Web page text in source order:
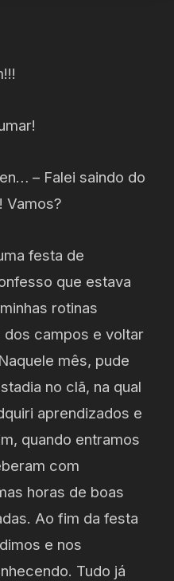
– Falei saindo do
Vamos?
festa de
que estava
rotinas
dos campos e voltar
mês, pude
no clã, na qual
aprendizados e
quando entramos
com
horas de boas
Ao fim da festa
e nos
Tudo já